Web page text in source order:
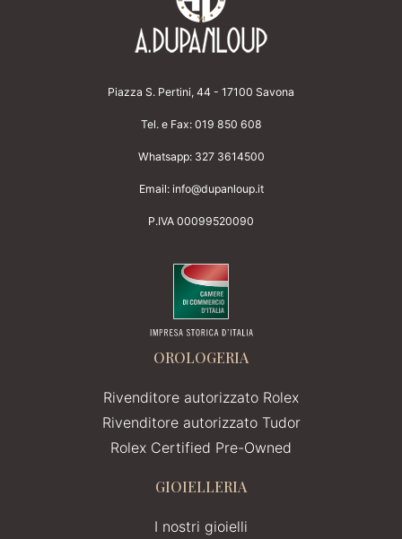
Piazza S. Pertini, 44 - 17100 Savona
Tel. e Fax: 019 850 608
Whatsapp: 327 3614500
Email: info@dupanloup.it
P.IVA 00099520090
OROLOGERIA
Rivenditore autorizzato Rolex
Rivenditore autorizzato Tudor
Rolex Certified Pre-Owned
GIOIELLERIA
I nostri gioielli